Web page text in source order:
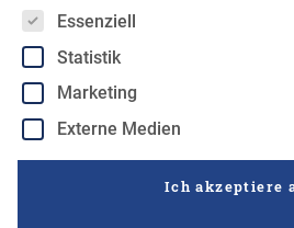
Burgis zählt als Knödelspezialist seit
Hauptlieferanten der
meisten der Festzelte serviert.
bisschen stolz – naja, eigentlich
darauf, denn nirgendwo wird
dem bayerischen
könnt ihr genauso lecker
Es folgt eine Liste der Service-
Essenziell
Statistik
Marketing
Externe Medien
Ich akzeptiere